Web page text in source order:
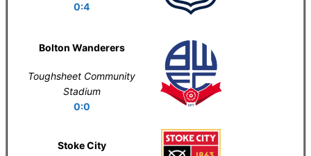
0:4
Bolton Wanderers
Toughsheet Community
Stadium
0:0
Stoke City